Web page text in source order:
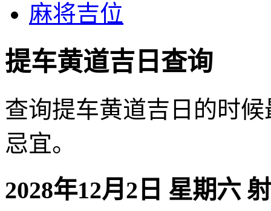
麻将吉位
提车黄道吉日查询
查询提车黄道吉日的时
忌宜。
2028年12月2日 星期六